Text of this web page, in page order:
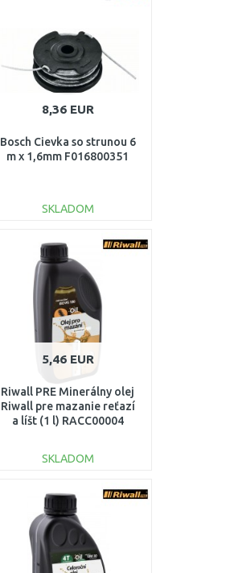
8,36 EUR
Bosch Cievka so strunou 6
m x 1,6mm F016800351
SKLADOM
DO KOŠÍKA
Porovnať
5,46 EUR
Riwall PRE Minerálny olej
Riwall pre mazanie reťazí
a líšt (1 l) RACC00004
SKLADOM
DO KOŠÍKA
Porovnať